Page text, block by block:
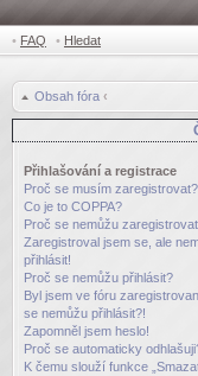
• FAQ • Hledat
Obsah fóra ‹
Přihlašování a registrace
Proč se musím zaregistrovat?
Co je to COPPA?
Proč se nemůžu
Zaregistroval jsem se, ale
přihlásit!
Proč se nemůžu přihlásit?
Byl jsem ve fóru
se nemůžu přihlásit?!
Zapomněl jsem heslo!
Proč se automaticky
K čemu slouží funkce